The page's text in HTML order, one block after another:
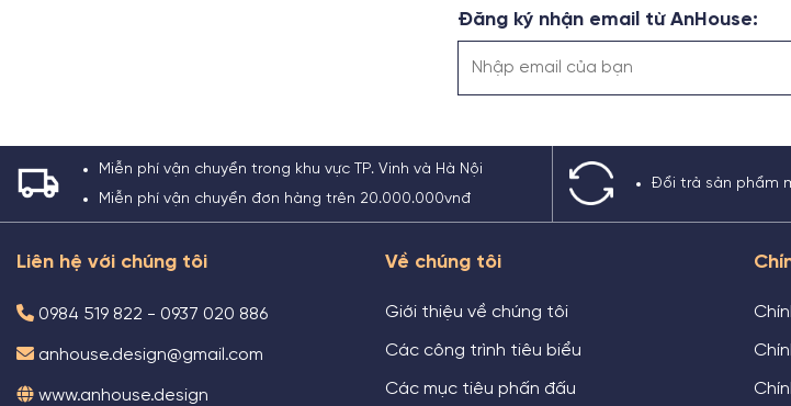
Đăng ký nhận email từ AnHouse:
Miễn phí vận chuyển trong khu vực TP. Vinh và Hà Nội
Miễn phí vận chuyển đơn hàng trên 20.000.000vnđ
Đổi trả sản phẩm
Liên hệ với chúng tôi
0984 519 822 - 0937 020 886
anhouse.design@gmail.com
www.anhouse.design
Về chúng tôi
Giới thiệu về chúng tôi
Các công trình tiêu biểu
Các mục tiêu phấn đấu